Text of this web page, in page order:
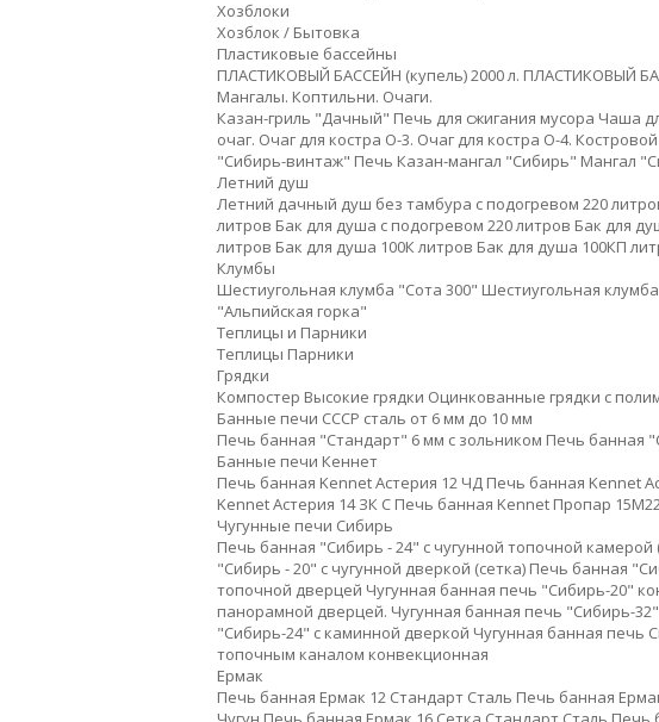
Хозблоки
Хозблок / Бытовка
Пластиковые бассейны
ПЛАСТИКОВЫЙ БАССЕЙН (купель) 2000 л. ПЛАСТИКОВЫЙ
Мангалы. Коптильни. Очаги.
Казан-гриль "Дачный" Печь для сжигания мусора Чаша
очаг. Очаг для костра О-3. Очаг для костра О-4.
"Сибирь-винтаж" Печь Казан-мангал "Сибирь" Мангал
Летний душ
Летний дачный душ без тамбура с подогревом 220
литров Бак для душа с подогревом 220 литров Бак для
литров Бак для душа 100К литров Бак для душа 100КП
Клумбы
Шестиугольная клумба "Сота 300" Шестиугольная
"Альпийская горка"
Теплицы и Парники
Теплицы Парники
Грядки
Компостер Высокие грядки Оцинкованные грядки с
Банные печи СССР сталь от 6 мм до 10 мм
Печь банная "Стандарт" 6 мм с зольником Печь банная
Банные печи Кеннет
Печь банная Kennet Астерия 12 ЧД Печь банная Kennet
Kennet Астерия 14 ЗК С Печь банная Kennet Пропар
Чугунные печи Сибирь
Печь банная "Сибирь - 24" с чугунной топочной камерой
"Сибирь - 20" с чугунной дверкой (сетка) Печь банная
топочной дверцей Чугунная банная печь "Сибирь-20"
панорамной дверцей. Чугунная банная печь "Сибирь-32"
"Сибирь-24" с каминной дверкой Чугунная банная печь
топочным каналом конвекционная
Ермак
Печь банная Ермак 12 Стандарт Сталь Печь банная